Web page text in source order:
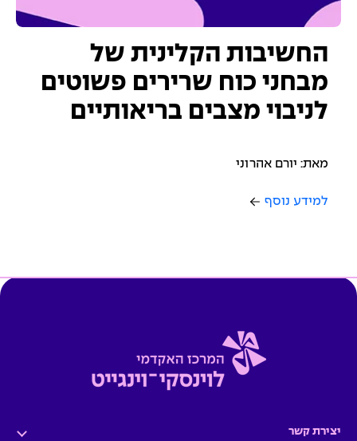
החשיבות הקלינית של
מבחני כוח שרירים פשוטים
לניבוי מצבים בריאותיים
מאת: יורם אהרוני
למידע נוסף
יצירת קשר